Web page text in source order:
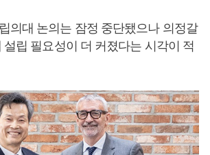
의대 논의는 잠정 중단됐으나 의정갈
설립 필요성이 더 커졌다는 시각이 적